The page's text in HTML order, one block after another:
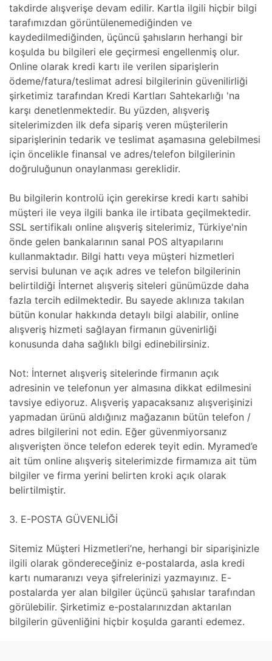
takdirde alışverişe devam edilir. Kartla ilgili hiçbir bilgi
tarafımızdan görüntülenemediğinden ve
kaydedilmediğinden, üçüncü şahısların herhangi bir
koşulda bu bilgileri ele geçirmesi engellenmiş olur.
Online olarak kredi kartı ile verilen siparişlerin
ödeme/fatura/teslimat adresi bilgilerinin güvenilirliği
şirketimiz tarafından Kredi Kartları Sahtekarlığı 'na
karşı denetlenmektedir. Bu yüzden, alışveriş
sitelerimizden ilk defa sipariş veren müşterilerin
siparişlerinin tedarik ve teslimat aşamasına gelebilmesi
için öncelikle finansal ve adres/telefon bilgilerinin
doğruluğunun onaylanması gereklidir.
Bu bilgilerin kontrolü için gerekirse kredi kartı sahibi
müşteri ile veya ilgili banka ile irtibata geçilmektedir.
SSL sertifikalı online alışveriş sitelerimiz, Türkiye'nin
önde gelen bankalarının sanal POS altyapılarını
kullanmaktadır. Bilgi hattı veya müşteri hizmetleri
servisi bulunan ve açık adres ve telefon bilgilerinin
belirtildiği İnternet alışveriş siteleri günümüzde daha
fazla tercih edilmektedir. Bu sayede aklınıza takılan
bütün konular hakkında detaylı bilgi alabilir, online
alışveriş hizmeti sağlayan firmanın güvenirliği
konusunda daha sağlıklı bilgi edinebilirsiniz.
Not: İnternet alışveriş sitelerinde firmanın açık
adresinin ve telefonun yer almasına dikkat edilmesini
tavsiye ediyoruz. Alışveriş yapacaksanız alışverişinizi
yapmadan ürünü aldığınız mağazanın bütün telefon /
adres bilgilerini not edin. Eğer güvenmiyorsanız
alışverişten önce telefon ederek teyit edin. Myramed’e
ait tüm online alışveriş sitelerimizde firmamıza ait tüm
bilgiler ve firma yerini belirten kroki açık olarak
belirtilmiştir.
3. E-POSTA GÜVENLİĞİ
Sitemiz Müşteri Hizmetleri’ne, herhangi bir siparişinizle
ilgili olarak göndereceğiniz e-postalarda, asla kredi
kartı numaranızı veya şifrelerinizi yazmayınız. E-
postalarda yer alan bilgiler üçüncü şahıslar tarafından
görülebilir. Şirketimiz e-postalarınızdan aktarılan
bilgilerin güvenliğini hiçbir koşulda garanti edemez.